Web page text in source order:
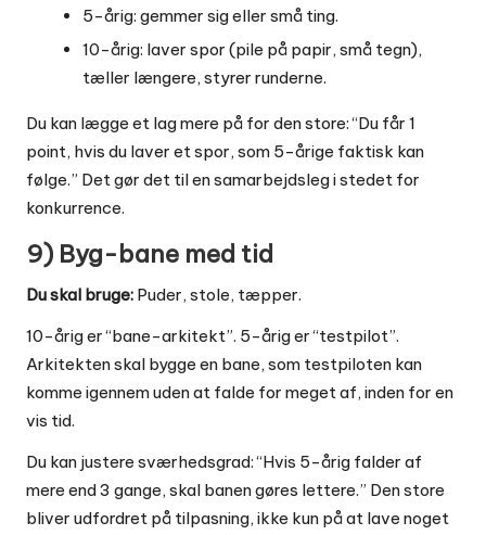
5-årig: gemmer sig eller små ting.
10-årig: laver spor (pile på papir, små tegn),
tæller længere, styrer runderne.
Du kan lægge et lag mere på for den store: “Du får 1
point, hvis du laver et spor, som 5-årige faktisk kan
følge.” Det gør det til en samarbejdsleg i stedet for
konkurrence.
9) Byg-bane med tid
Du skal bruge: Puder, stole, tæpper.
10-årig er “bane-arkitekt”. 5-årig er “testpilot”.
Arkitekten skal bygge en bane, som testpiloten kan
komme igennem uden at falde for meget af, inden for en
vis tid.
Du kan justere sværhedsgrad: “Hvis 5-årig falder af
mere end 3 gange, skal banen gøres lettere.” Den store
bliver udfordret på tilpasning, ikke kun på at lave noget